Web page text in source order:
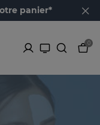
panier*
0